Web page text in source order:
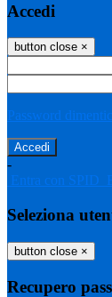
Accedi
button close ×
Password
-
Entra con SPID
Seleziona
button close ×
Recupero